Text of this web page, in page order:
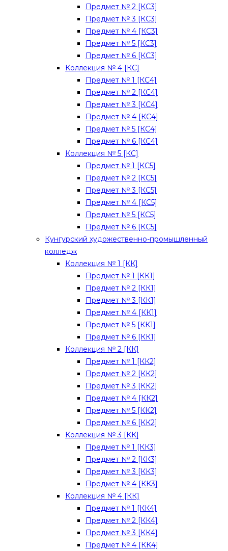
Предмет № 2 [КС3]
Предмет № 3 [КС3]
Предмет № 4 [КС3]
Предмет № 5 [КС3]
Предмет № 6 [КС3]
Коллекция № 4 [КС]
Предмет № 1 [КС4]
Предмет № 2 [КС4]
Предмет № 3 [КС4]
Предмет № 4 [КС4]
Предмет № 5 [КС4]
Предмет № 6 [КС4]
Коллекция № 5 [КС]
Предмет № 1 [КС5]
Предмет № 2 [КС5]
Предмет № 3 [КС5]
Предмет № 4 [КС5]
Предмет № 5 [КС5]
Предмет № 6 [КС5]
Кунгурский художественно-промышленный
колледж
Коллекция № 1 [КК]
Предмет № 1 [КК1]
Предмет № 2 [КК1]
Предмет № 3 [КК1]
Предмет № 4 [КК1]
Предмет № 5 [КК1]
Предмет № 6 [КК1]
Коллекция № 2 [КК]
Предмет № 1 [КК2]
Предмет № 2 [КК2]
Предмет № 3 [КК2]
Предмет № 4 [КК2]
Предмет № 5 [КК2]
Предмет № 6 [КК2]
Коллекция № 3 [КК]
Предмет № 1 [КК3]
Предмет № 2 [КК3]
Предмет № 3 [КК3]
Предмет № 4 [КК3]
Коллекция № 4 [КК]
Предмет № 1 [КК4]
Предмет № 2 [КК4]
Предмет № 3 [КК4]
Предмет № 4 [КК4]